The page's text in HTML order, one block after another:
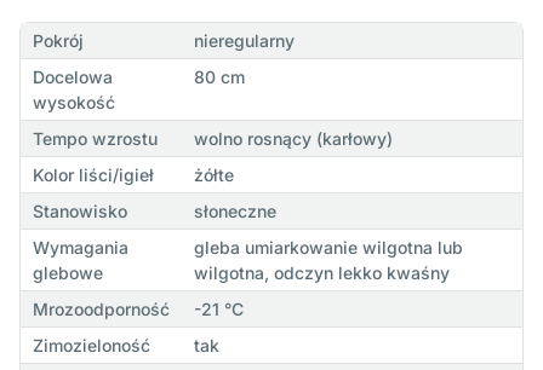
Pokrój
nieregularny
Docelowa
wysokość
80 cm
Tempo wzrostu
wolno rosnący (karłowy)
Kolor liści/igieł
żółte
Stanowisko
słoneczne
Wymagania
glebowe
gleba umiarkowanie wilgotna lub
wilgotna, odczyn lekko kwaśny
Mrozoodporność
-21 °C
Zimozieloność
tak